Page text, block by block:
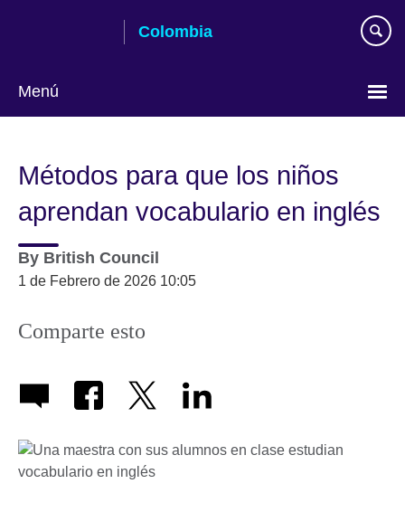
Colombia
Menú
idioma
Métodos para que los niños
aprendan vocabulario en inglés
By British Council
1 de Febrero de 2026 10:05
Comparte esto